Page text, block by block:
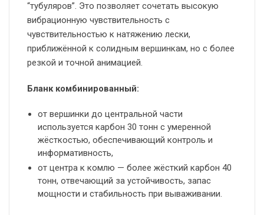
“тубуляров”. Это позволяет сочетать высокую
вибрационную чувствительность с
чувствительностью к натяжению лески,
приближённой к солидным вершинкам, но с более
резкой и точной анимацией.
Бланк комбинированный:
от вершинки до центральной части
используется карбон 30 тонн с умеренной
жёсткостью, обеспечивающий контроль и
информативность,
от центра к комлю — более жёсткий карбон 40
тонн, отвечающий за устойчивость, запас
мощности и стабильность при вываживании.